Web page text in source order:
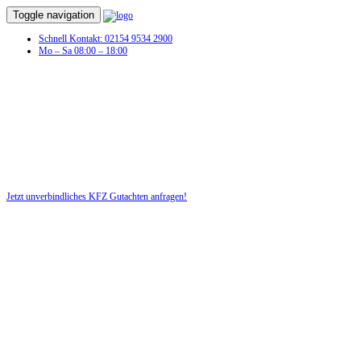
Toggle navigation
Schnell Kontakt: 02154 9534 2900
Mo – Sa 08:00 – 18:00
Jetzt unverbindliches KFZ Gutachten anfragen!